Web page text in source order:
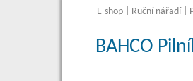
E-shop Ruční nářadí
BAHCO